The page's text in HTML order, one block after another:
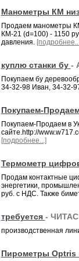
Манометры КМ
Продаем манометры
КМ-21 (d=100) - 1150
давления.
куплю станки бу -
Покупаем бу
34-32-98 Иван, 34-32-
Покупаем-
Покупаем-Продаем в
сайте.http://
[подробнее...]
Термометр
Продам контактные
энергетики,
руб. с НДС. Также
требуется - ЧИТАС
производственная
Пирометры Optris